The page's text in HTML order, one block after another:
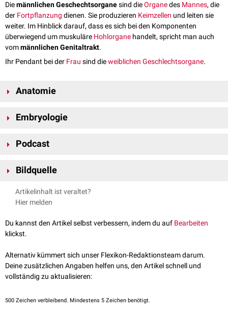
Diemännlichen Geschechtsorganesind dieOrganedes Mannes, die
der Fortpflanzung dienen. Sie produzieren Keimzellen und leiten sie
weiter. Im Hinblick darauf, dass es sich bei den Komponenten
überwiegend um muskuläre Hohlorgane handelt, spricht man auch
vommännlichen Genitaltrakt.
Ihr Pendant bei der Frau sind dieweiblichen Geschlechtsorgane.
Anatomie
topografischin zwei Gruppen unterteilt:
Äußere Geschlechtsorgane
Der Penis ist das eigentliche Begattungsorgan des Mannes. Er ist
gleichzeitig ein Teil der ableitenden
umschließt. Der unterhalb des Penis gelegene Hodensack umhüllt einen
Innere Geschlechtsorgane
Nebenhoden(Epididymis)
Samenleiter(Ductus deferens)
Samenleiterampulle(Ampulla ductus deferentis)
Bulbourethraldrüse(Glandula bulbourethralis)
Embryologie
Urogenitalleiste, die an der dorsalen Wand der
Podcast
FlexTalk – Unter der Gürtellinie: Der
Penis
Bildquelle
Bildquelle Podcast: ©Charles Deluvio /
Artikelinhalt ist veraltet?
Hier melden
Du kannst den Artikel selbst verbessern, indem du auf Bearbeiten
klickst.
Alternativ kümmert sich unser Flexikon-Redaktionsteam darum.
Deine zusätzlichen Angaben helfen uns, den Artikel schnell und
vollständig zu aktualisieren:
500 Zeichen verbleibend. Mindestens 5 Zeichen benötigt.